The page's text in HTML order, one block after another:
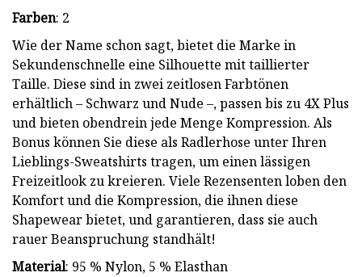
Farben: 2
Wie der Name schon sagt, bietet die Marke in
Sekundenschnelle eine Silhouette mit taillierter
Taille. Diese sind in zwei zeitlosen Farbtönen
erhältlich – Schwarz und Nude –, passen bis zu 4X Plus
und bieten obendrein jede Menge Kompression. Als
Bonus können Sie diese als Radlerhose unter Ihren
Lieblings-Sweatshirts tragen, um einen lässigen
Freizeitlook zu kreieren. Viele Rezensenten loben den
Komfort und die Kompression, die ihnen diese
Shapewear bietet, und garantieren, dass sie auch
rauer Beanspruchung standhält!
Material: 95 % Nylon, 5 % Elasthan